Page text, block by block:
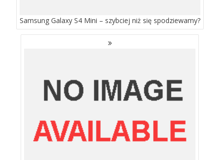
Samsung Galaxy S4 Mini – szybciej niż się spodziewamy?